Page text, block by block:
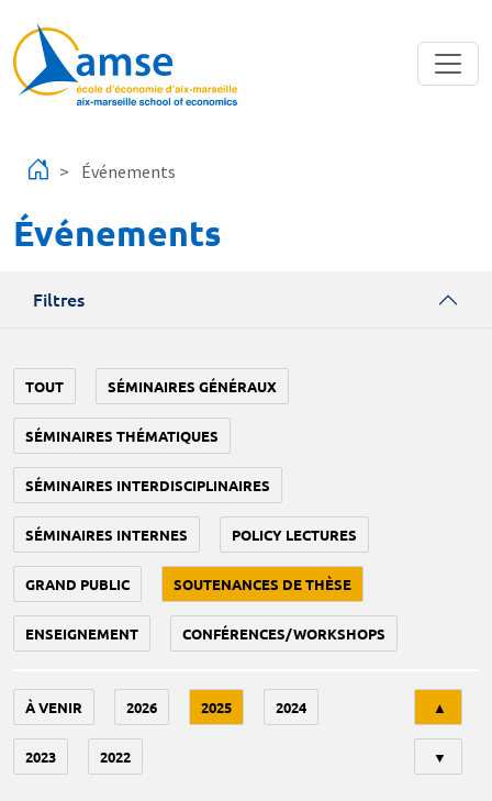
Événements
Événements
Filtres
TOUT SÉMINAIRES GÉNÉRAUX
SÉMINAIRES THÉMATIQUES
SÉMINAIRES INTERDISCIPLINAIRES
SÉMINAIRES INTERNES POLICY LECTURES
GRAND PUBLIC SOUTENANCES DE THÈSE
ENSEIGNEMENT CONFÉRENCES/WORKSHOPS
À VENIR 2026 2025 2024
2023 2022
▲
▼